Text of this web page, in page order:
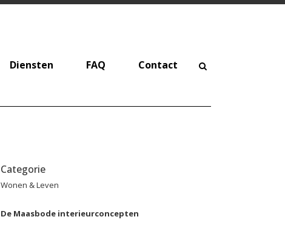
Diensten FAQ Contact
Categorie
Wonen & Leven
De Maasbode interieurconcepten